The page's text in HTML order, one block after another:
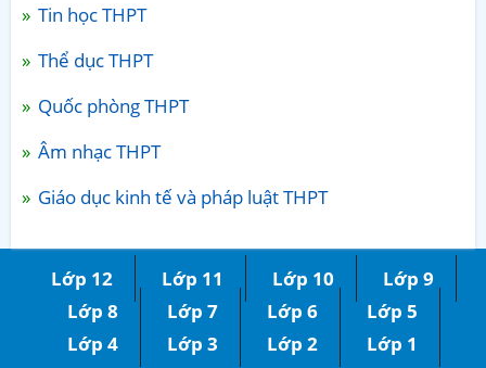
Tin học THPT
Thể dục THPT
Quốc phòng THPT
Âm nhạc THPT
Giáo dục kinh tế và pháp luật THPT
Lớp 12 Lớp 11 Lớp 10
Lớp 9
Lớp 8
Lớp 7 Lớp 6
Lớp 5
Lớp 4
Lớp 3 Lớp 2 Lớp 1